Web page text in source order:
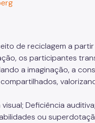
de reciclagem a
os participantes
a imaginação, a
Deficiência
ou